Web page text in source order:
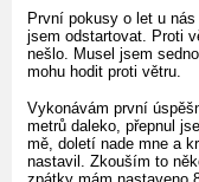
První pokusy o let u
jsem odstartovat. Proti
nešlo. Musel jsem
mohu hodit proti větru.
Vykonávám první
metrů daleko, přepnul
mě, doletí nade mne a
nastavil. Zkouším to